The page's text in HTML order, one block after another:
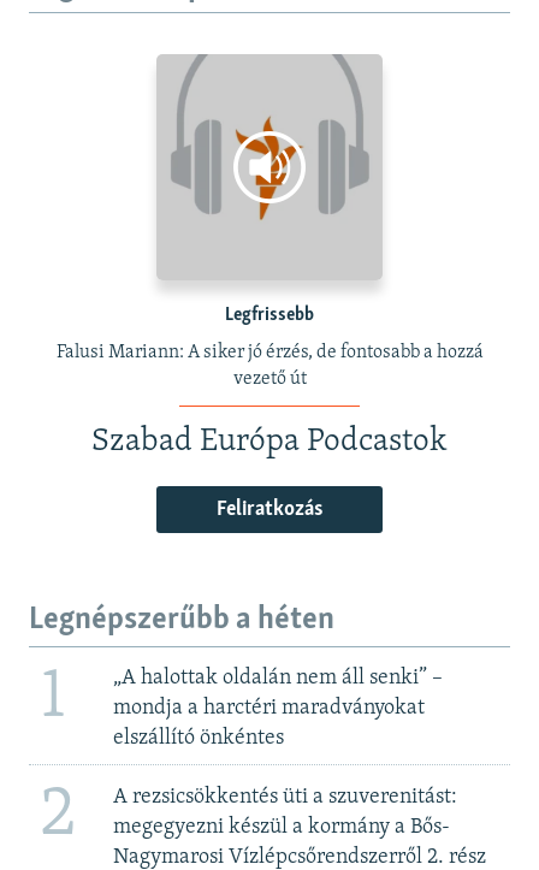
Legfrissebb
Falusi Mariann: A siker jó érzés, de fontosabb a hozzá
vezető út
Szabad Európa Podcastok
Feliratkozás
Legnépszerűbb a héten
1
„A halottak oldalán nem áll senki” –
mondja a harctéri maradványokat
elszállító önkéntes
2
A rezsicsökkentés üti a szuverenitást:
megegyezni készül a kormány a Bős-
Nagymarosi Vízlépcsőrendszerről 2. rész